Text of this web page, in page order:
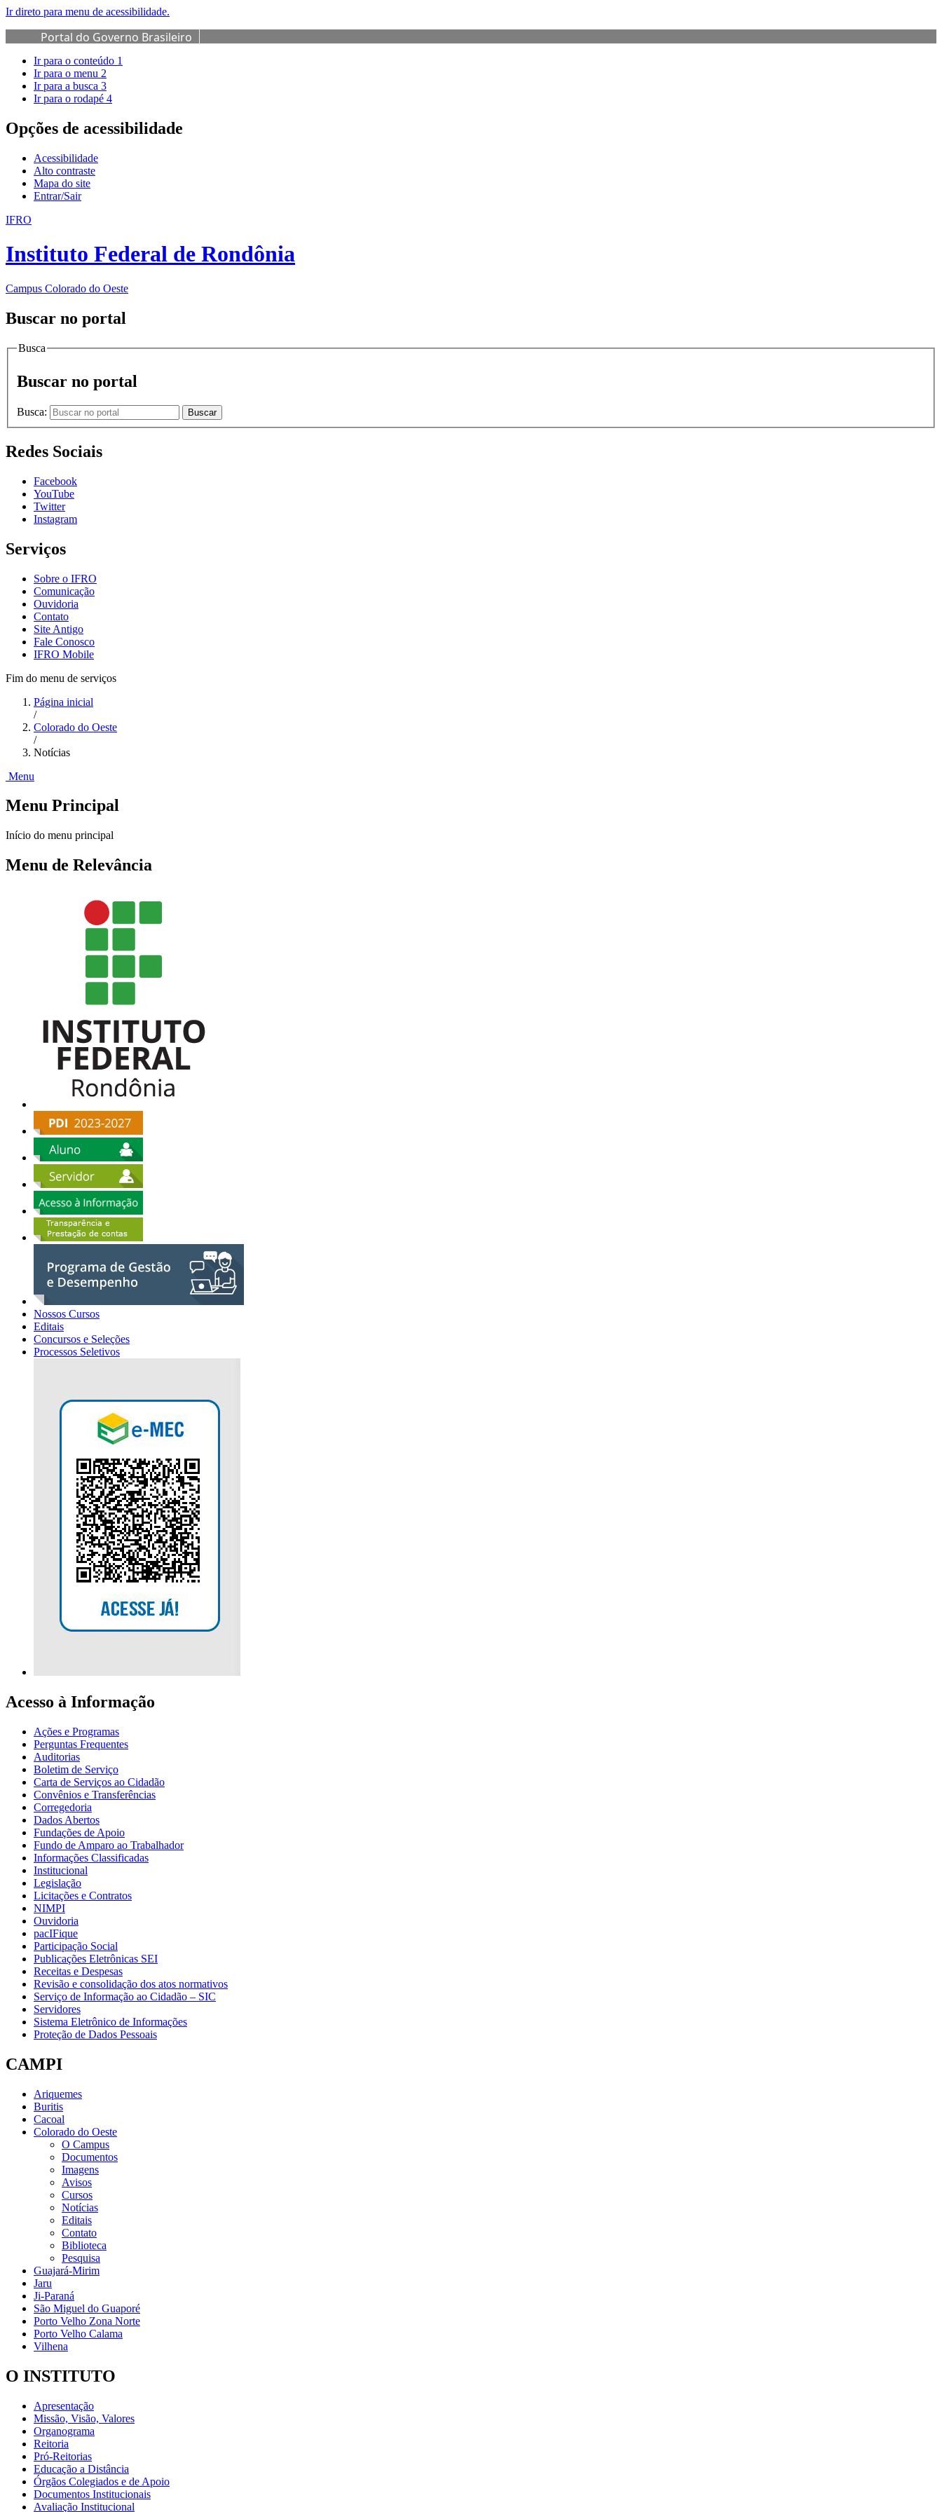
Ir direto para menu de acessibilidade.
Portal do Governo Brasileiro
Ir para o conteúdo 1
Ir para o menu 2
Ir para a busca 3
Ir para o rodapé 4
Opções de acessibilidade
Acessibilidade
Alto contraste
Mapa do site
Entrar/Sair
IFRO
Instituto Federal de Rondônia
Campus Colorado do Oeste
Buscar no portal
Busca
Buscar no portal
Busca: Buscar
Redes Sociais
Facebook
YouTube
Twitter
Instagram
Serviços
Sobre o IFRO
Comunicação
Ouvidoria
Contato
Site Antigo
Fale Conosco
IFRO Mobile
Fim do menu de serviços
Página inicial
/
Colorado do Oeste
/
Notícias
Menu
Menu Principal
Início do menu principal
Menu de Relevância
Nossos Cursos
Editais
Concursos e Seleções
Processos Seletivos
Acesso à Informação
Ações e Programas
Perguntas Frequentes
Auditorias
Boletim de Serviço
Carta de Serviços ao Cidadão
Convênios e Transferências
Corregedoria
Dados Abertos
Fundações de Apoio
Fundo de Amparo ao Trabalhador
Informações Classificadas
Institucional
Legislação
Licitações e Contratos
NIMPI
Ouvidoria
pacIFique
Participação Social
Publicações Eletrônicas SEI
Receitas e Despesas
Revisão e consolidação dos atos normativos
Serviço de Informação ao Cidadão – SIC
Servidores
Sistema Eletrônico de Informações
Proteção de Dados Pessoais
CAMPI
Ariquemes
Buritis
Cacoal
Colorado do Oeste
O Campus
Documentos
Imagens
Avisos
Cursos
Notícias
Editais
Contato
Biblioteca
Pesquisa
Guajará-Mirim
Jaru
Ji-Paraná
São Miguel do Guaporé
Porto Velho Zona Norte
Porto Velho Calama
Vilhena
O INSTITUTO
Apresentação
Missão, Visão, Valores
Organograma
Reitoria
Pró-Reitorias
Educação a Distância
Órgãos Colegiados e de Apoio
Documentos Institucionais
Avaliação Institucional